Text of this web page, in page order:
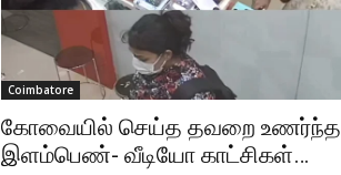
Coimbatore
கோவையில் செய்த தவறை உணர்ந்த
இளம்பெண்- வீடியோ காட்சிகள்…